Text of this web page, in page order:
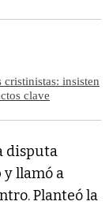
cristinistas: insisten
clave
disputa
y llamó a
Planteó la